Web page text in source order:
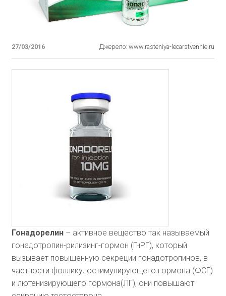
27/03/2016 Джерело: www.rasteniya-lecarstvennie.ru
Гонадорелин– активное вещество так называемый
гонадотропин-рилизинг-гормон (ГнРГ), который
вызывает повышенную секреции гонадотропинов, в
частности фолликулостимулирующего гормона (ФСГ)
и лютенизирующего гормона(ЛГ), они повышают